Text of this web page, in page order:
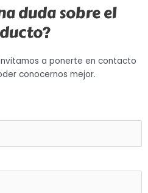
duda sobre el
a ponerte en contacto
conocernos mejor.